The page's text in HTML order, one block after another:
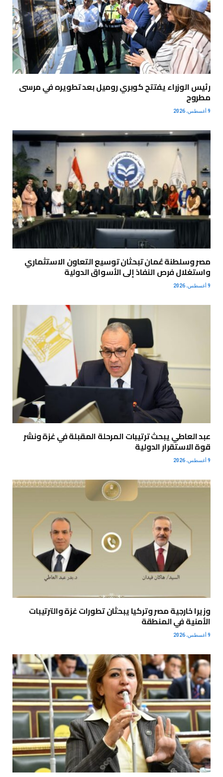
رئيس الوزراء يفتتح كوبري روميل بعد تطويره في مرسى
مطروح
9 أغسطس، 2026
مصر وسلطنة عُمان تبحثان توسيع التعاون الاستثماري
واستغلال فرص النفاذ إلى الأسواق الدولية
9 أغسطس، 2026
عبد العاطي يبحث ترتيبات المرحلة المقبلة في غزة ونشر
قوة الاستقرار الدولية
9 أغسطس، 2026
وزيرا خارجية مصر وتركيا يبحثان تطورات غزة والترتيبات
الأمنية في المنطقة
9 أغسطس، 2026